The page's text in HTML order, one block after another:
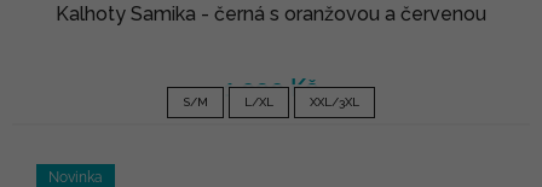
Kalhoty Samika - černá s oranžovou a červenou
1 090 Kč
S/M L/XL XXL/3XL
Novinka